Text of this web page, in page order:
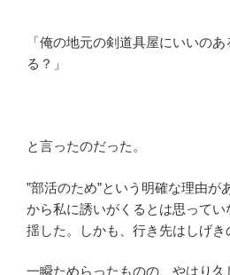
「俺の地元の剣道具屋にいいのあ
る？」
と言ったのだった。
”部活のため”という明確な理由が
から私に誘いがくるとは思って
揺した。しかも、行き先はしげき
一瞬ためらったものの、やはり久